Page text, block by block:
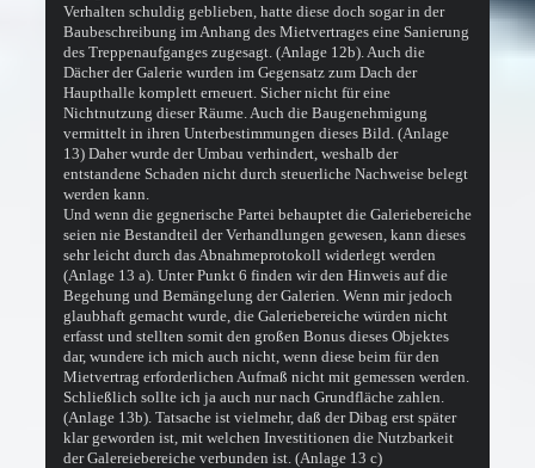
Verhalten schuldig geblieben, hatte diese doch sogar in der
Baubeschreibung im Anhang des Mietvertrages eine Sanierung
des Treppenaufganges zugesagt. (Anlage 12b). Auch die
Dächer der Galerie wurden im Gegensatz zum Dach der
Haupthalle komplett erneuert. Sicher nicht für eine
Nichtnutzung dieser Räume. Auch die Baugenehmigung
vermittelt in ihren Unterbestimmungen dieses Bild. (Anlage
13) Daher wurde der Umbau verhindert, weshalb der
entstandene Schaden nicht durch steuerliche Nachweise belegt
werden kann.
Und wenn die gegnerische Partei behauptet die Galeriebereiche
seien nie Bestandteil der Verhandlungen gewesen, kann dieses
sehr leicht durch das Abnahmeprotokoll widerlegt werden
(Anlage 13 a). Unter Punkt 6 finden wir den Hinweis auf die
Begehung und Bemängelung der Galerien. Wenn mir jedoch
glaubhaft gemacht wurde, die Galeriebereiche würden nicht
erfasst und stellten somit den großen Bonus dieses Objektes
dar, wundere ich mich auch nicht, wenn diese beim für den
Mietvertrag erforderlichen Aufmaß nicht mit gemessen werden.
Schließlich sollte ich ja auch nur nach Grundfläche zahlen.
(Anlage 13b). Tatsache ist vielmehr, daß der Dibag erst später
klar geworden ist, mit welchen Investitionen die Nutzbarkeit
der Galereiebereiche verbunden ist. (Anlage 13 c)